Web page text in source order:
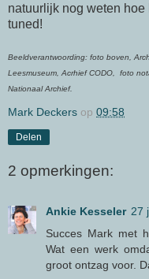
natuurlijk nog weten
tuned!
Beeldverantwoording: foto boven,
Leesmuseum, Acrhief CODO, foto
Nationaal Archief.
Mark Deckers op 09:58
Delen
2 opmerkingen:
Ankie Kesseler 27
Succes Mark met
Wat een werk
groot ontzag voor.